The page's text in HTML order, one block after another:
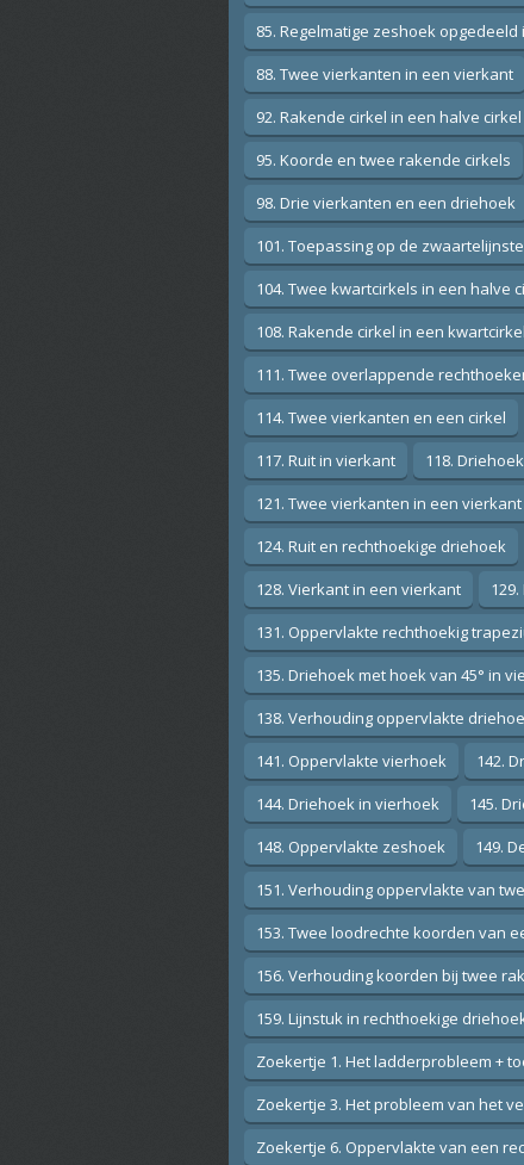
85. Regelmatige zeshoek
88. Twee vierkanten in een vierkant
92. Rakende cirkel in een halve cirkel
95. Koorde en twee rakende cirkels
98. Drie vierkanten en een driehoek
101. Toepassing op de
104. Twee kwartcirkels in een halve
108. Rakende cirkel in een kwartcirkel
111. Twee overlappende
114. Twee vierkanten en een cirkel
117. Ruit in vierkant
118.
121. Twee vierkanten in een vierkant
124. Ruit en rechthoekige driehoek
128. Vierkant in een vierkant
131. Oppervlakte rechthoekig
135. Driehoek met hoek van 45° in
138. Verhouding oppervlakte
141. Oppervlakte vierhoek
142.
144. Driehoek in vierhoek
145.
148. Oppervlakte zeshoek
149.
151. Verhouding oppervlakte van
153. Twee loodrechte koorden van
156. Verhouding koorden bij twee
159. Lijnstuk in rechthoekige
Zoekertje 1. Het ladderprobleem +
Zoekertje 3. Het probleem van het
Zoekertje 6. Oppervlakte van een